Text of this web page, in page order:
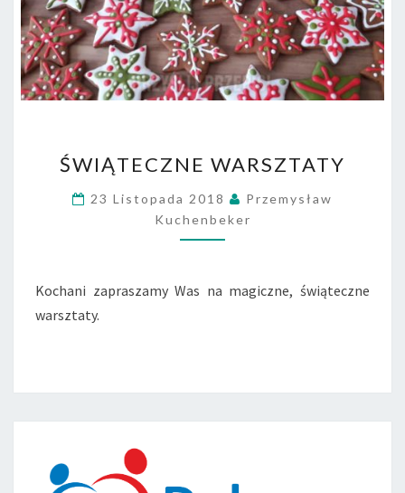
W
Ą
T
E
Z
Z
ŚWIĄTECZNE WARSZTATY
23 Listopada 2018
Przemysław
Kuchenbeker
Kochani zapraszamy Was na magiczne, świąteczne
warsztaty.